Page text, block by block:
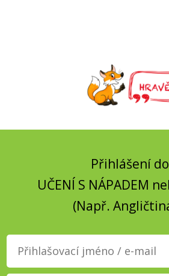
Přihlášení
UČENÍ S NÁPADEM
(Např.